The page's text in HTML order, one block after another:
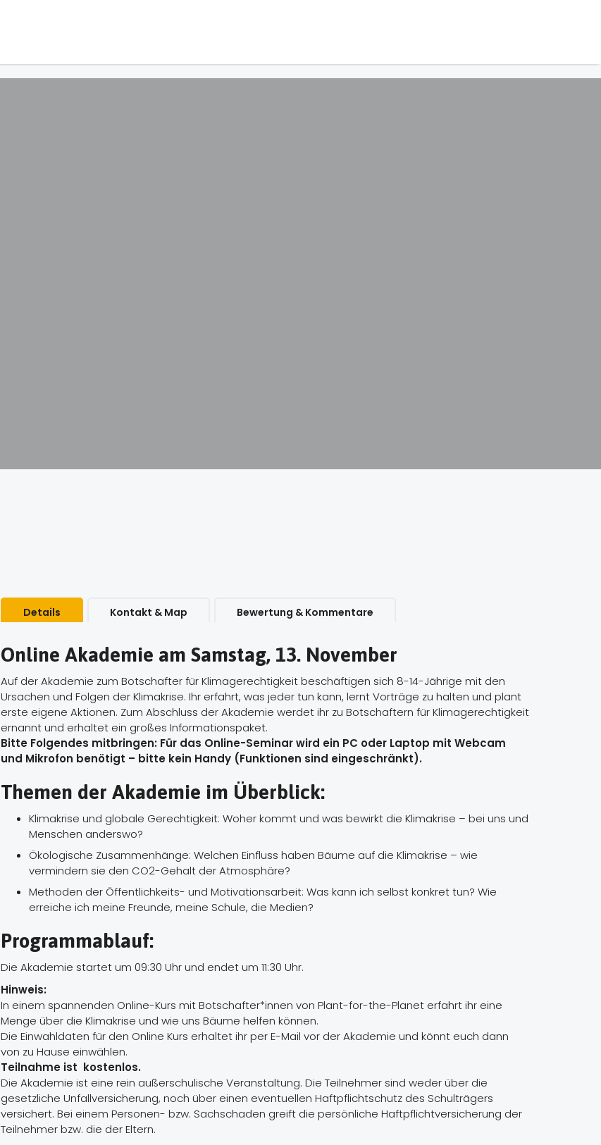
Details Kontakt & Map Bewertung & Kommentare
Online Akademie am Samstag, 13. November
Auf der Akademie zum Botschafter für Klimagerechtigkeit beschäftigen sich 8-14-Jährige mit den
Ursachen und Folgen der Klimakrise. Ihr erfahrt, was jeder tun kann, lernt Vorträge zu halten und plant
erste eigene Aktionen. Zum Abschluss der Akademie werdet ihr zu Botschaftern für Klimagerechtigkeit
ernannt und erhaltet ein großes Informationspaket.
Bitte Folgendes mitbringen: Für das Online-Seminar wird ein PC oder Laptop mit Webcam
und Mikrofon benötigt – bitte kein Handy (Funktionen sind eingeschränkt).
Themen der Akademie im Überblick:
Klimakrise und globale Gerechtigkeit: Woher kommt und was bewirkt die Klimakrise – bei uns und
Menschen anderswo?
Ökologische Zusammenhänge: Welchen Einfluss haben Bäume auf die Klimakrise – wie
vermindern sie den CO2-Gehalt der Atmosphäre?
Methoden der Öffentlichkeits- und Motivationsarbeit: Was kann ich selbst konkret tun? Wie
erreiche ich meine Freunde, meine Schule, die Medien?
Programmablauf:
Die Akademie startet um 09:30 Uhr und endet um 11:30 Uhr.
Hinweis:
In einem spannenden Online-Kurs mit Botschafter*innen von Plant-for-the-Planet erfahrt ihr eine
Menge über die Klimakrise und wie uns Bäume helfen können.
Die Einwahldaten für den Online Kurs erhaltet ihr per E-Mail vor der Akademie und könnt euch dann
von zu Hause einwählen.
Teilnahme ist kostenlos.
Die Akademie ist eine rein außerschulische Veranstaltung. Die Teilnehmer sind weder über die
gesetzliche Unfallversicherung, noch über einen eventuellen Haftpflichtschutz des Schulträgers
versichert. Bei einem Personen- bzw. Sachschaden greift die persönliche Haftpflichtversicherung der
Teilnehmer bzw. die der Eltern.